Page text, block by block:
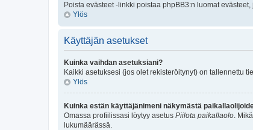
Poista evästeet -linkki poistaa phpBB3:n luomat
Ylös
Käyttäjän asetukset
Kuinka vaihdan asetuksiani?
Kaikki asetuksesi (jos olet rekisteröitynyt) on tallennettu
Ylös
Kuinka estän käyttäjänimeni näkymästä
Omassa profiilissasi löytyy asetus Piilota paikallaolo.
lukumäärässä.